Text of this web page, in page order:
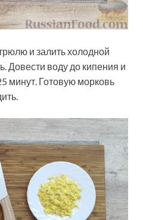
и залить холодной
Довести воду до кипения и
минут. Готовую морковь